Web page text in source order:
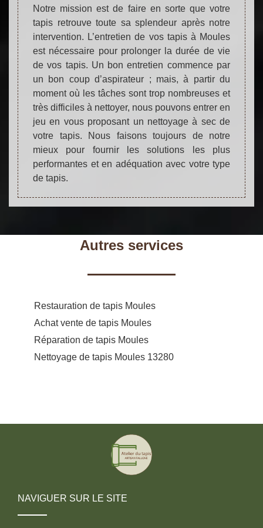
Notre mission est de faire en sorte que votre
tapis retrouve toute sa splendeur après notre
intervention. L’entretien de vos tapis à Moules
est nécessaire pour prolonger la durée de vie
de vos tapis. Un bon entretien commence par
un bon coup d’aspirateur ; mais, à partir du
moment où les tâches sont trop nombreuses et
très difficiles à nettoyer, nous pouvons entrer en
jeu en vous proposant un nettoyage à sec de
votre tapis. Nous faisons toujours de notre
mieux pour fournir les solutions les plus
performantes et en adéquation avec votre type
de tapis.
Autres services
Restauration de tapis Moules
Achat vente de tapis Moules
Réparation de tapis Moules
Nettoyage de tapis Moules 13280
NAVIGUER SUR LE SITE